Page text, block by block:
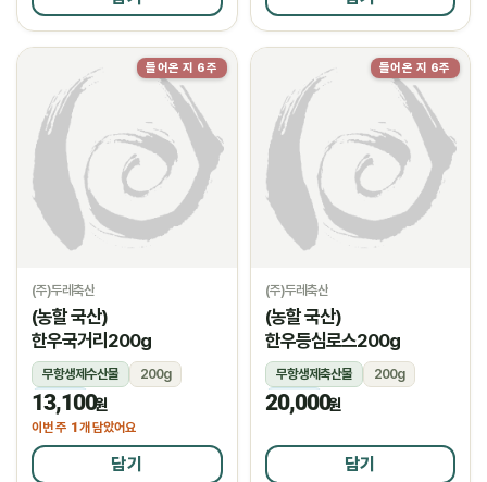
들어온 지 6주
(주)두레축산
(농할 국산)
한우국거리200g
무항생제수산물
200g
냉장
13,100원
이번 주 1개 담았어요
담기
들어온 지 6주
(주)두레축산
(농할 국산)
한우등심로스200g
무항생제축산물
200g
냉장
20,000원
담기